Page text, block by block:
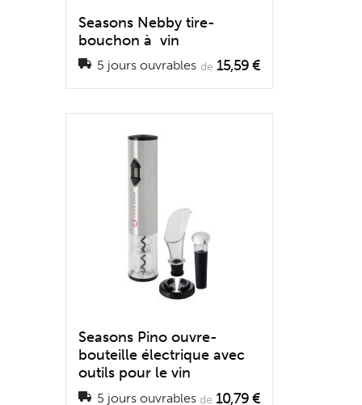
Seasons Nebby tire-
bouchon à vin
5 jours ouvrables de 15,59 €
Seasons Pino ouvre-
bouteille électrique avec
outils pour le vin
5 jours ouvrables de 10,79 €